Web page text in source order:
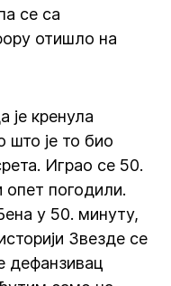
се са
отишло на
је кренула
што је то био
Играо се 50.
погодили.
у 50. минуту,
Звезде се
дефанзивац